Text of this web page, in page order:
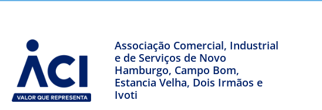
Associação Comercial, Industrial
e de Serviços de Novo
Hamburgo, Campo Bom,
Estancia Velha, Dois Irmãos e
Ivoti